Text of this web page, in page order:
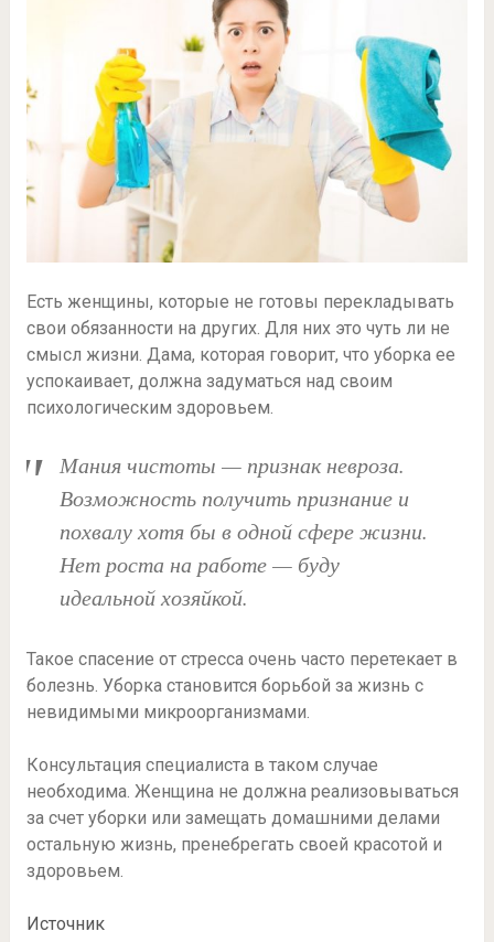
Есть женщины, которые не готовы перекладывать
свои обязанности на других. Для них это чуть ли не
смысл жизни. Дама, которая говорит, что уборка ее
успокаивает, должна задуматься над своим
психологическим здоровьем.
Мания чистоты — признак невроза.
Возможность получить признание и
похвалу хотя бы в одной сфере жизни.
Нет роста на работе — буду
идеальной хозяйкой.
Такое спасение от стресса очень часто перетекает в
болезнь. Уборка становится борьбой за жизнь с
невидимыми микроорганизмами.
Консультация специалиста в таком случае
необходима. Женщина не должна реализовываться
за счет уборки или замещать домашними делами
остальную жизнь, пренебрегать своей красотой и
здоровьем.
Источник